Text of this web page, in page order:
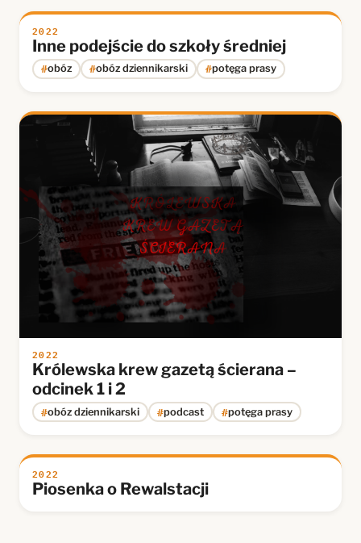
2022
Inne podejście do szkoły średniej
#obóz #obóz dziennikarski #potęga prasy
2022
Królewska krew gazetą ścierana –
odcinek 1 i 2
#obóz dziennikarski #podcast #potęga prasy
2022
Piosenka o Rewalstacji